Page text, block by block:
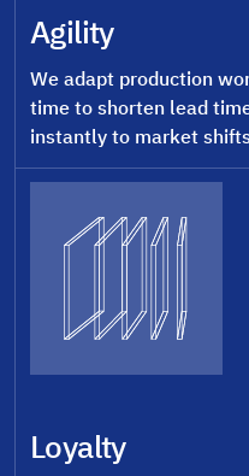
Agility
We adapt production
time to shorten lead
instantly to market
Loyalty